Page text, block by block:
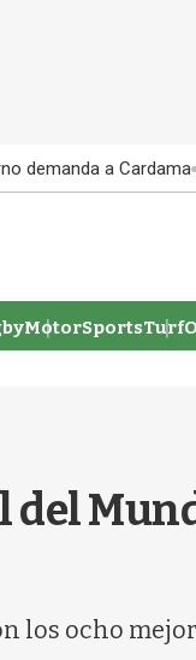
demanda a Cardama
MotorSportsTurf
del
los ocho